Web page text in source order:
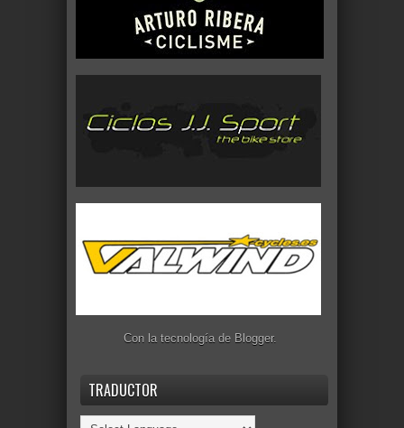
Con la tecnología de Blogger.
TRADUCTOR